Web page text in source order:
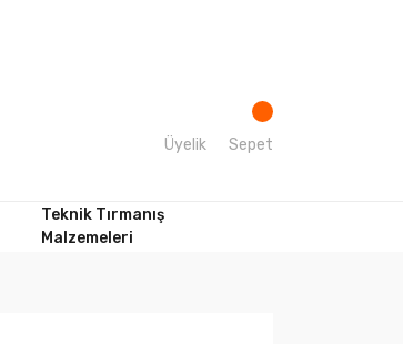
Üyelik Sepet
Teknik Tırmanış
Malzemeleri